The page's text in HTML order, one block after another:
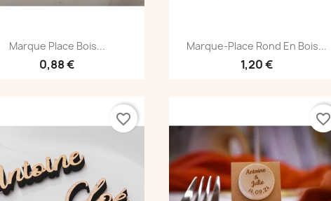
Voir le produit
Marque Place Bois...
0,88 €
Voir le produit
Marque-Place Rond En Bois...
1,20 €
favorite_border favorite_border